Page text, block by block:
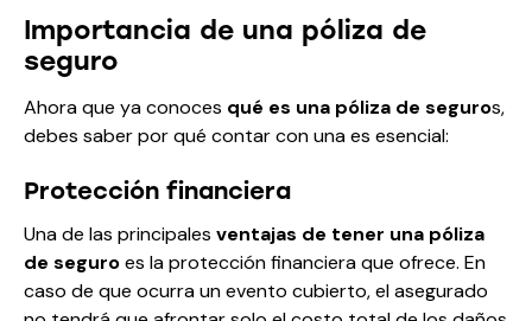
Importancia de una póliza de
seguro
Ahora que ya conoces qué es una póliza de seguros,
debes saber por qué contar con una es esencial:
Protección financiera
Una de las principales ventajas de tener una póliza
de seguroes la protección financiera que ofrece. En
caso de que ocurra un evento cubierto, el asegurado